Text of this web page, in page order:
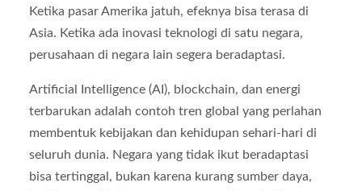
Ketika pasar Amerika jatuh, efeknya bisa terasa di
Asia. Ketika ada inovasi teknologi di satu negara,
perusahaan di negara lain segera beradaptasi.
Artificial Intelligence (AI), blockchain, dan energi
terbarukan adalah contoh tren global yang perlahan
membentuk kebijakan dan kehidupan sehari-hari di
seluruh dunia. Negara yang tidak ikut beradaptasi
bisa tertinggal, bukan karena kurang sumber daya,